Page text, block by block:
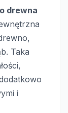
drewna
Taka
i